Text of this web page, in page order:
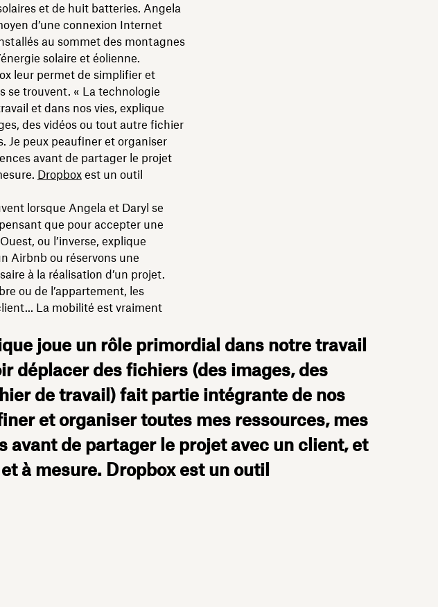
et de huit batteries. Angela
d’une connexion Internet
au sommet des montagnes
solaire et éolienne.
leur permet de simplifier et
se trouvent. « La technologie
et dans nos vies, explique
des vidéos ou tout autre fichier
Je peux peaufiner et organiser
avant de partager le projet
Dropboxest un outil
lorsque Angela et Daryl se
que pour accepter une
ou l’inverse, explique
Airbnb ou réservons une
à la réalisation d’un projet.
ou de l’appartement, les
La mobilité est vraiment
joue un rôle primordial dans notre travail
déplacer des fichiers (des images, des
de travail) fait partie intégrante de nos
et organiser toutes mes ressources, mes
avant de partager le projet avec un client, et
à mesure. Dropbox est un outil